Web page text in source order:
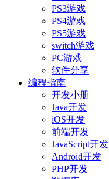
PS3游戏
PS4游戏
PS5游戏
switch游戏
PC游戏
软件分享
编程指南
开发小册
Java开发
iOS开发
前端开发
JavaScript开发
Android开发
PHP开发